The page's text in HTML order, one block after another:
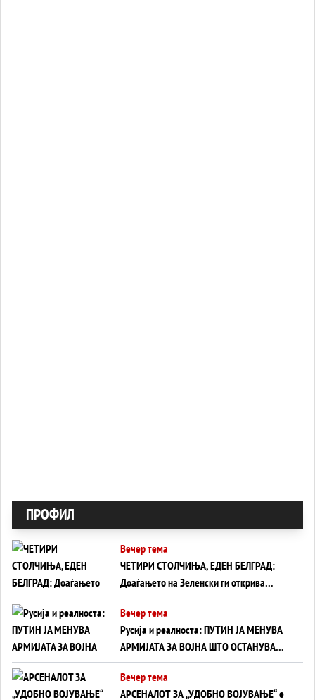
ПРОФИЛ
Вечер тема
ЧЕТИРИ СТОЛЧИЊА, ЕДЕН БЕЛГРАД:
Доаѓањето на Зеленски ги открива
тајните на политиката на балансирање
на Вучиќ
Вечер тема
Русија и реалноста: ПУТИН ЈА МЕНУВА
АРМИЈАТА ЗА ВОЈНА ШТО ОСТАНУВА
БЕЗ ФРОНТ
Вечер тема
АРСЕНАЛОТ ЗА „УДОБНО ВОЈУВАЊЕ“ е